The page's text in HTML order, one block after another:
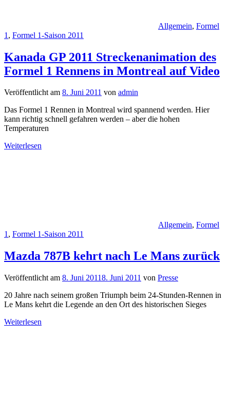
Allgemein, Formel
1 , Formel 1-Saison 2011
Kanada GP 2011 Streckenanimation des
Formel 1 Rennens in Montreal auf Video
Veröffentlicht am 8. Juni 2011 von admin
Das Formel 1 Rennen in Montreal wird spannend werden. Hier
kann richtig schnell gefahren werden – aber die hohen
Temperaturen
Weiterlesen
Allgemein, Formel
1, Formel 1-Saison 2011
Mazda 787B kehrt nach Le Mans zurück
Veröffentlicht am 8. Juni 20118. Juni 2011 von Presse
20 Jahre nach seinem großen Triumph beim 24-Stunden-Rennen in
Le Mans kehrt die Legende an den Ort des historischen Sieges
Weiterlesen